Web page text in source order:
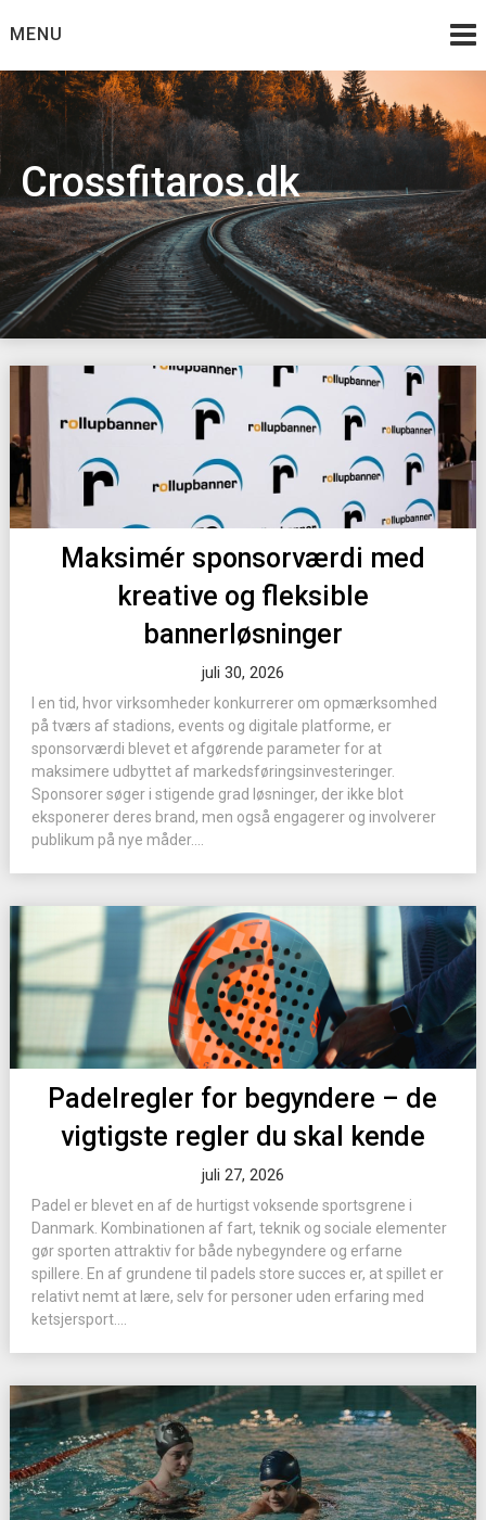
toMENU
Crossfitaros.dk
Maksimér sponsorværdi med
kreative og fleksible
bannerløsninger
juli 30, 2026
I en tid, hvor virksomheder konkurrerer om opmærksomhed
på tværs af stadions, events og digitale platforme, er
sponsorværdi blevet et afgørende parameter for at
maksimere udbyttet af markedsføringsinvesteringer.
Sponsorer søger i stigende grad løsninger, der ikke blot
eksponerer deres brand, men også engagerer og involverer
publikum på nye måder....
Padelregler for begyndere – de
vigtigste regler du skal kende
juli 27, 2026
Padel er blevet en af de hurtigst voksende sportsgrene i
Danmark. Kombinationen af fart, teknik og sociale elementer
gør sporten attraktiv for både nybegyndere og erfarne
spillere. En af grundene til padels store succes er, at spillet er
relativt nemt at lære, selv for personer uden erfaring med
ketsjersport....